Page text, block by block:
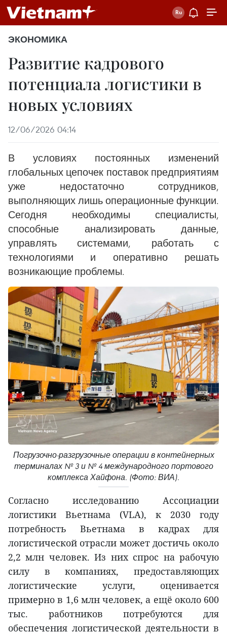
ЭКОНОМИКА
Развитие кадрового
потенциала логистики в
новых условиях
12/06/2026 04:14
В условиях постоянных изменений
глобальных цепочек поставок предприятиям
уже недостаточно сотрудников,
выполняющих лишь операционные функции.
Сегодня необходимы специалисты,
способные анализировать данные,
управлять системами, работать с
технологиями и оперативно решать
возникающие проблемы.
Погрузочно-разгрузочные операции в контейнерных
терминалах № 3 и № 4 международного портового
комплекса Хайфона. (Фото: ВИА).
Согласно исследованию Ассоциации
логистики Вьетнама (VLA), к 2030 году
потребность Вьетнама в кадрах для
логистической отрасли может достичь около
2,2 млн человек. Из них спрос на рабочую
силу в компаниях, предоставляющих
логистические услуги, оценивается
примерно в 1,6 млн человек, а ещё около 600
тыс. работников потребуются для
обеспечения логистической деятельности в